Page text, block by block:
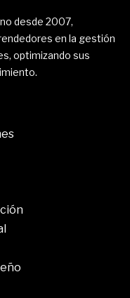
desde 2007,
en la gestión
optimizando sus